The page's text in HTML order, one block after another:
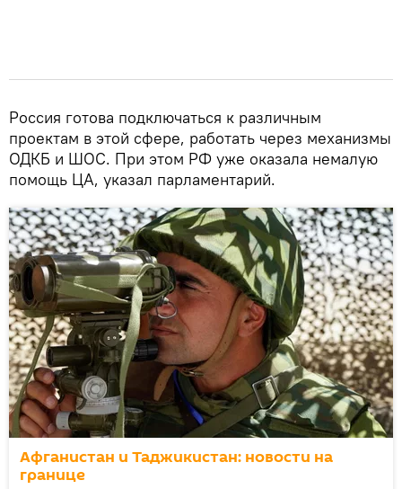
Россия готова подключаться к различным
проектам в этой сфере, работать через механизмы
ОДКБ и ШОС. При этом РФ уже оказала немалую
помощь ЦА, указал парламентарий.
Афганистан и Таджикистан: новости на
границе